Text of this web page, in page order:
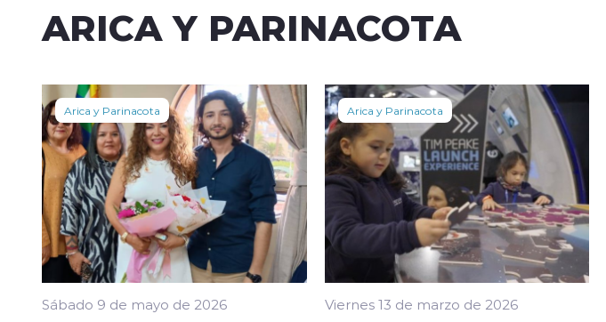
ARICA Y PARINACOTA
Arica y Parinacota
Sábado 9 de mayo de 2026
Arica y Parinacota
Viernes 13 de marzo de 2026